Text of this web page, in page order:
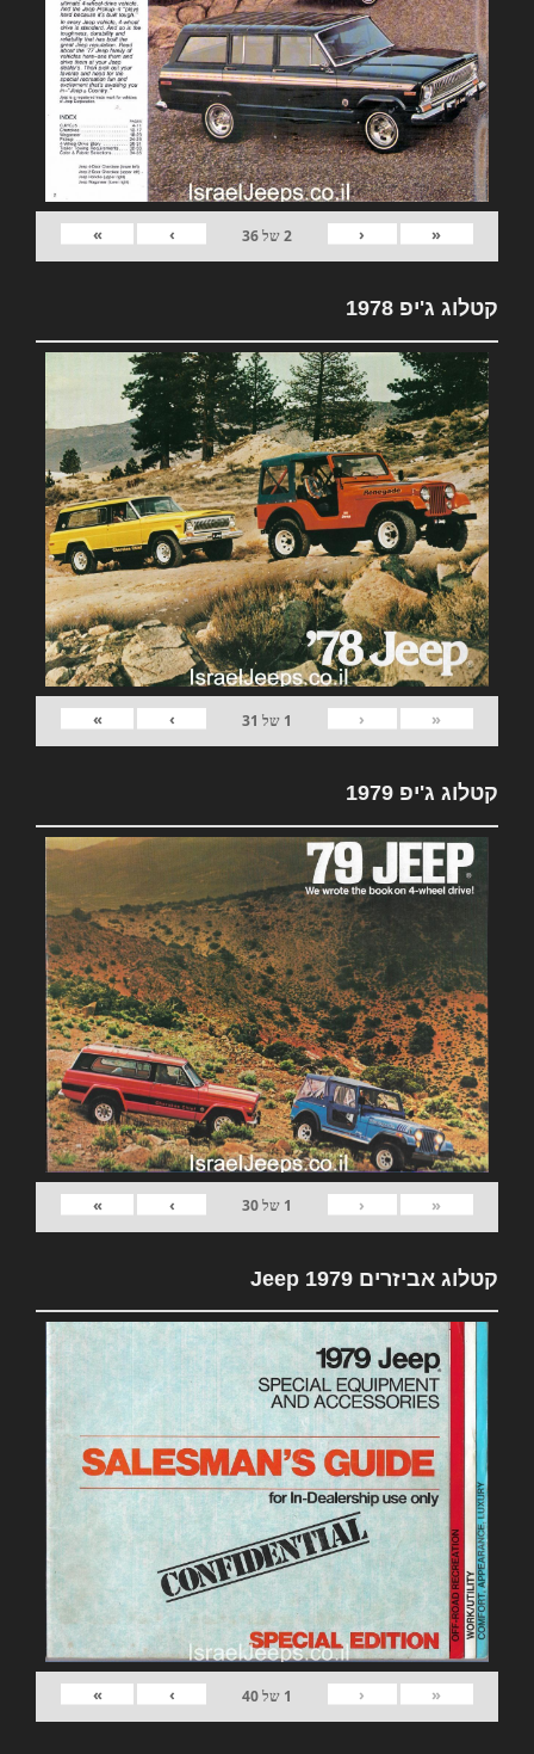
«
‹
2של36
›
»
קטלוג ג'יפ 1978
«
‹
1 של 31
›
»
קטלוג ג'יפ 1979
«
‹
1 של30
›
»
קטלוג אביזרים 1979 Jeep
«
‹
1 של40
›
»